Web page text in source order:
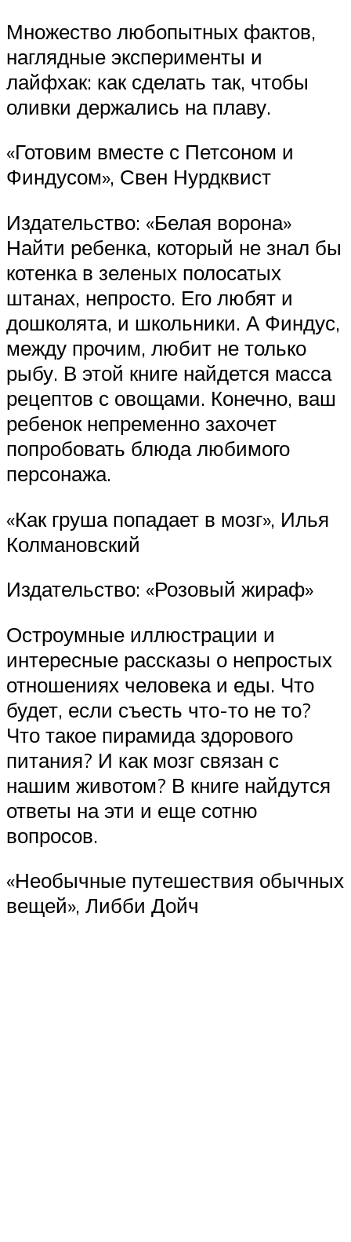
Множество любопытных фактов,
наглядные эксперименты и
лайфхак: как сделать так, чтобы
оливки держались на плаву.
«Готовим вместе с Петсоном и
Финдусом», Свен Нурдквист
Издательство: «Белая ворона»
Найти ребенка, который не знал бы
котенка в зеленых полосатых
штанах, непросто. Его любят и
дошколята, и школьники. А Финдус,
между прочим, любит не только
рыбу. В этой книге найдется масса
рецептов с овощами. Конечно, ваш
ребенок непременно захочет
попробовать блюда любимого
персонажа.
«Как груша попадает в мозг», Илья
Колмановский
Издательство: «Розовый жираф»
Остроумные иллюстрации и
интересные рассказы о непростых
отношениях человека и еды. Что
будет, если съесть что-то не то?
Что такое пирамида здорового
питания? И как мозг связан с
нашим животом? В книге найдутся
ответы на эти и еще сотню
вопросов.
«Необычные путешествия обычных
вещей», Либби Дойч